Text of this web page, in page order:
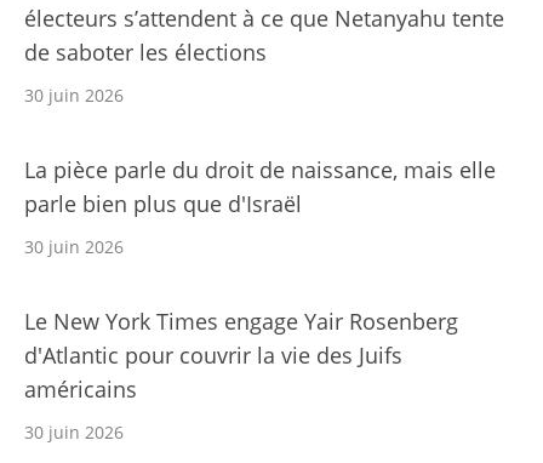
électeurs s’attendent à ce que Netanyahu tente
de saboter les élections
30 juin 2026
La pièce parle du droit de naissance, mais elle
parle bien plus que d'Israël
30 juin 2026
Le New York Times engage Yair Rosenberg
d'Atlantic pour couvrir la vie des Juifs
américains
30 juin 2026